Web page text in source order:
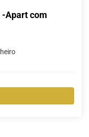
-Apart com